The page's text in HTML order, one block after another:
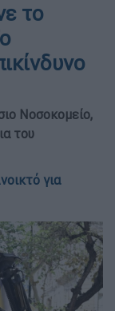
το
Νοσοκομείο,
του
για